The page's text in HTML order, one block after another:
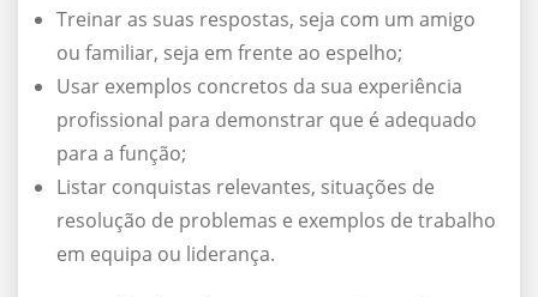
Treinar as suas respostas, seja com um amigo
ou familiar, seja em frente ao espelho;
Usar exemplos concretos da sua experiência
profissional para demonstrar que é adequado
para a função;
Listar conquistas relevantes, situações de
resolução de problemas e exemplos de trabalho
em equipa ou liderança.